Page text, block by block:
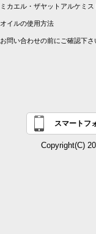
ミカエル・ザヤットアルケミ
オイルの使用方法
お問い合わせの前にご確認下さ
スマートフ
Copyright(C)